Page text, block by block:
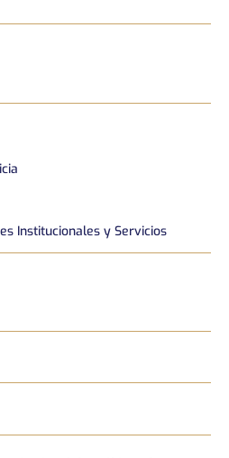
Institucionales y Servicios